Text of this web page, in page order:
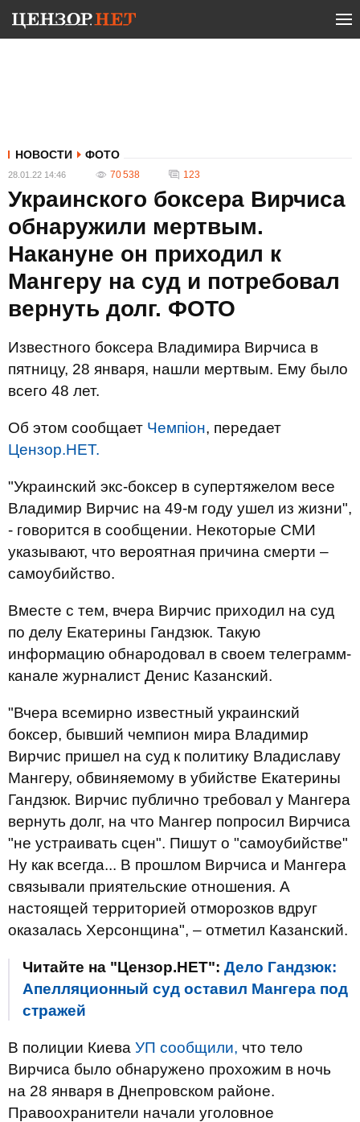
НОВОСТИ ФОТО
28.01.22 14:46 70 538 123
Украинского боксера Вирчиса
обнаружили мертвым.
Накануне он приходил к
Мангеру на суд и потребовал
вернуть долг. ФОТО
Известного боксера Владимира Вирчиса в
пятницу, 28 января, нашли мертвым. Ему было
всего 48 лет.
Об этом сообщает Чемпіон, передает
Цензор.НЕТ.
"Украинский экс-боксер в супертяжелом весе
Владимир Вирчис на 49-м году ушел из жизни",
- говорится в сообщении. Некоторые СМИ
указывают, что вероятная причина смерти –
самоубийство.
Вместе с тем, вчера Вирчис приходил на суд
по делу Екатерины Гандзюк. Такую
информацию обнародовал в своем телеграмм-
канале журналист Денис Казанский.
"Вчера всемирно известный украинский
боксер, бывший чемпион мира Владимир
Вирчис пришел на суд к политику Владиславу
Мангеру, обвиняемому в убийстве Екатерины
Гандзюк. Вирчис публично требовал у Мангера
вернуть долг, на что Мангер попросил Вирчиса
"не устраивать сцен". Пишут о "самоубийстве"
Ну как всегда... В прошлом Вирчиса и Мангера
связывали приятельские отношения. А
настоящей территорией отморозков вдруг
оказалась Херсонщина", – отметил Казанский.
Читайте на "Цензор.НЕТ": Дело Гандзюк:
Апелляционный суд оставил Мангера под
стражей
В полиции Киева УП сообщили, что тело
Вирчиса было обнаружено прохожим в ночь
на 28 января в Днепровском районе.
Правоохранители начали уголовное